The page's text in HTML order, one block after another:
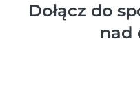
Dołącz do
nad